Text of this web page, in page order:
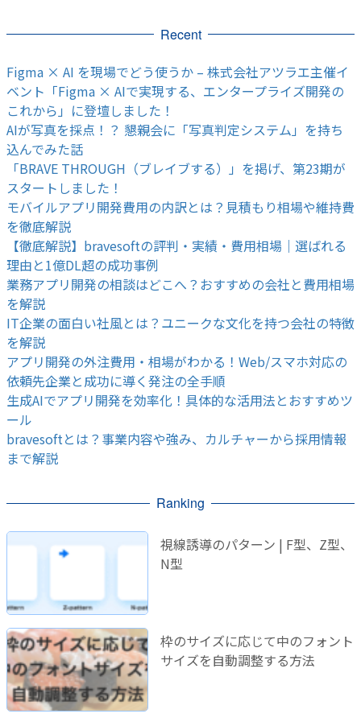
Recent
Figma × AI を現場でどう使うか – 株式会社アツラエ主催イ
ベント「Figma × AIで実現する、エンタープライズ開発の
これから」に登壇しました！
AIが写真を採点！？ 懇親会に「写真判定システム」を持ち
込んでみた話
「BRAVE THROUGH（ブレイブする）」を掲げ、第23期が
スタートしました！
モバイルアプリ開発費用の内訳とは？見積もり相場や維持費
を徹底解説
【徹底解説】bravesoftの評判・実績・費用相場｜選ばれる
理由と1億DL超の成功事例
業務アプリ開発の相談はどこへ？おすすめの会社と費用相場
を解説
IT企業の面白い社風とは？ユニークな文化を持つ会社の特徴
を解説
アプリ開発の外注費用・相場がわかる！Web/スマホ対応の
依頼先企業と成功に導く発注の全手順
生成AIでアプリ開発を効率化！具体的な活用法とおすすめツ
ール
bravesoftとは？事業内容や強み、カルチャーから採用情報
まで解説
Ranking
視線誘導のパターン | F型、Z型、
N型
枠のサイズに応じて中のフォント
サイズを自動調整する方法